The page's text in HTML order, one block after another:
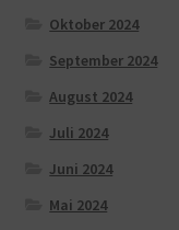
Oktober 2024
September 2024
August 2024
Juli 2024
Juni 2024
Mai 2024